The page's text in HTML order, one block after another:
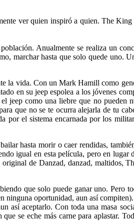
ver quien inspiró a quien. The
Anualmente se realiza un
marchar hasta que solo quede uno.
la vida. Con un Mark Hamill como
en su jeep espolea a los jóvenes
jeep como una liebre que no pueden
que no se te ocurra alejarla de tu
por el sistema encarnada por los
hasta morir o caer rendidas,
igual en esta película, pero en lugar
de Danzad, danzad, maltidos,
que solo puede ganar uno. Pero
ninguna oportunidad, aun así compiten).
así aceptarlo. Con toda una masa
se eche más carne para aplastar.